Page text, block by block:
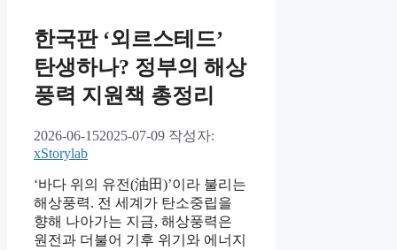
한국판 ‘외르스테드’
탄생하나? 정부의 해상
풍력 지원책 총정리
2026-06-152025-07-09 작성자:
xStorylab
‘바다 위의 유전(油田)’이라 불리는
해상풍력. 전 세계가 탄소중립을
향해 나아가는 지금, 해상풍력은
원전과 더불어 기후 위기와 에너지